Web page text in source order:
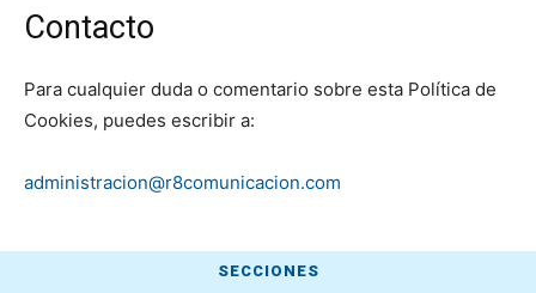
Contacto
Para cualquier duda o comentario sobre esta Política de
Cookies, puedes escribir a:
administracion@r8comunicacion.com
SECCIONES